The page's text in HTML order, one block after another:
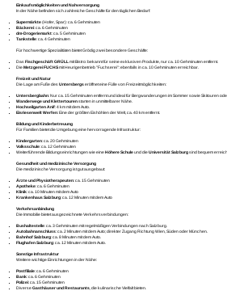
Einkaufsmöglichkeiten und Nahversorgung
In der Nähe befinden sich zahlreiche Geschäfte für den täglichen Bedarf:
Supermärkte (Hofer, Spar): ca. 6 Gehminuten
Bäckerei: ca. 6 Gehminuten
dm-Drogeriemarkt: ca. 5 Gehminuten
Tankstelle: ca. 4 Gehminuten
Für hochwertige Spezialitäten bietet Grödig zwei besondere Geschäfte:
Das Fischgeschäft GRÜLL mit Bistro: bekannt für seine exklusiven Produkte, nur ca. 10 Gehminuten entfernt.
Die Metzgerei FUCHS mit Heurigenbetrieb "Fuchserei": ebenfalls in ca. 10 Gehminuten erreichbar.
Freizeit und Natur
Die Lage am Fuße des Untersbergs eröffnet eine Fülle von Freizeitmöglichkeiten:
Untersbergbahn: Nur ca. 15 Gehminuten entfernt und ideal für Bergwanderungen im Sommer sowie Skitouren
Wanderwege und Klettertouren starten in unmittelbarer Nähe.
Hochseilgarten Anif: 4 km mit dem Auto.
Eisriesenwelt Werfen: Eine der größten Eishöhlen der Welt, ca. 40 km entfernt.
Bildung und Kinderbetreuung
Für Familien bietet die Umgebung eine hervorragende Infrastruktur:
Kindergarten: ca. 20 Gehminuten
Volksschule: ca. 12 Gehminuten
Weiterführende Bildungseinrichtungen wie eine Höhere Schule und die Universität Salzburg sind bequem
Gesundheit und medizinische Versorgung
Die medizinische Versorgung ist gut ausgebaut:
Ärzte und Physiotherapeuten: ca. 15 Gehminuten
Apotheke: ca. 6 Gehminuten
Klinik: ca. 10 Minuten mit dem Auto
Krankenhaus Salzburg: ca. 12 Minuten mit dem Auto
Verkehrsanbindung
Die Immobilie bietet ausgezeichnete Verkehrsverbindungen:
Bushaltestelle: ca. 3 Gehminuten mit regelmäßigen Verbindungen nach Salzburg.
Autobahnanschluss: ca. 2 Minuten mit dem Auto; direkter Zugang Richtung Wien, Süden oder München.
Bahnhof Salzburg: ca. 8 Minuten mit dem Auto.
Flughafen Salzburg: ca. 12 Minuten mit dem Auto.
Sonstige Infrastruktur
Weitere wichtige Einrichtungen in der Nähe:
Postfiliale: ca. 6 Gehminuten
Bank: ca. 6 Gehminuten
Polizei: ca. 15 Gehminuten
Diverse Gasthäuser und Restaurants, die kulinarische Vielfalt bieten.